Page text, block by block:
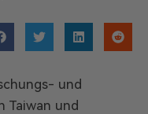
und
Taiwan und